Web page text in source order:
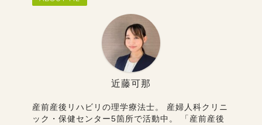
近藤可那
産前産後リハビリの理学療法士。 産婦人科クリニ
ック・保健センター5箇所で活動中。 「産前産後